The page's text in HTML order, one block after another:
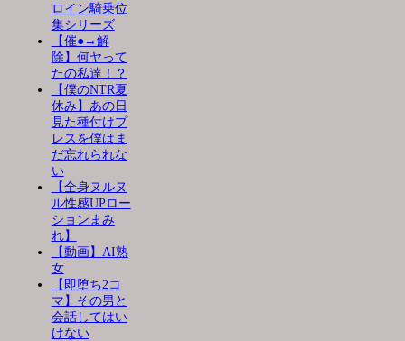
ロイン騎乗位
集シリーズ
【催●→解
除】何ヤって
たの私達！？
【僕のNTR夏
休み】あの日
見た種付けプ
レスを僕はま
だ忘れられな
い
【全身ヌルヌ
ル性感UPロー
ションまみ
れ】
【動画】AI熟
女
【即堕ち2コ
マ】その男と
会話してはい
けない